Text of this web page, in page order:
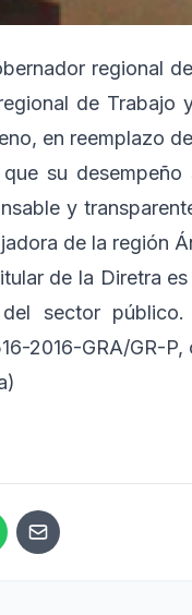
regional
de Trabajo
en reemplazo
su
y
de la región
de la Diretra
del sector
2016-GRA/GR-